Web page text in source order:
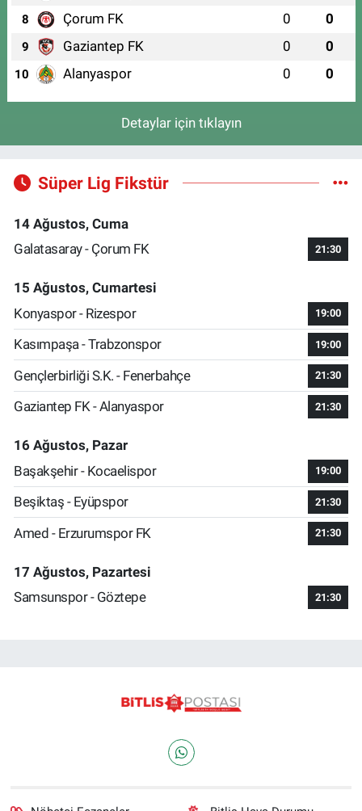
8 Çorum FK 0 0
9 Gaziantep FK 0 0
10 Alanyaspor 0 0
Detaylar için tıklayın
Süper Lig Fikstür
14 Ağustos, Cuma
Galatasaray - Çorum FK
21:30
15 Ağustos, Cumartesi
Konyaspor - Rizespor
19:00
Kasımpaşa - Trabzonspor 19:00
Gençlerbirliği S.K. - Fenerbahçe 21:30
Gaziantep FK - Alanyaspor 21:30
16 Ağustos, Pazar
Başakşehir - Kocaelispor
19:00
Beşiktaş - Eyüpspor 21:30
Amed - Erzurumspor FK 21:30
17 Ağustos, Pazartesi
Samsunspor - Göztepe
21:30